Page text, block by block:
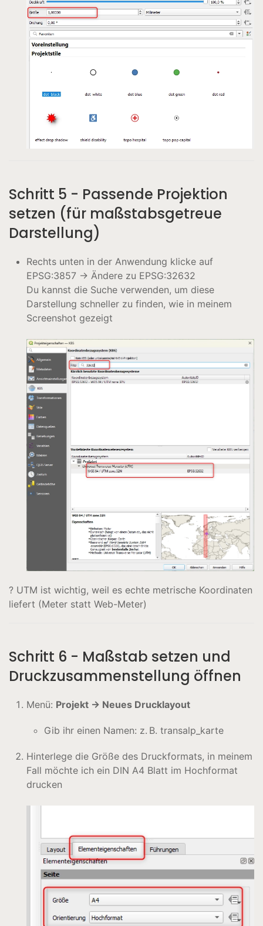
Schritt 5 - Passende Projektion
setzen (für maßstabsgetreue
Darstellung)
Rechts unten in der Anwendung klicke auf
EPSG:3857 → Ändere zu EPSG:32632
Du kannst die Suche verwenden, um diese
Darstellung schneller zu finden, wie in meinem
Screenshot gezeigt
? UTM ist wichtig, weil es echte metrische Koordinaten
liefert (Meter statt Web-Meter)
Schritt 6 - Maßstab setzen und
Druckzusammenstellung öffnen
Menü: Projekt → Neues Drucklayout
Gib ihr einen Namen: z. B. transalp_karte
Hinterlege die Größe des Druckformats, in meinem
Fall möchte ich ein DIN A4 Blatt im Hochformat
drucken